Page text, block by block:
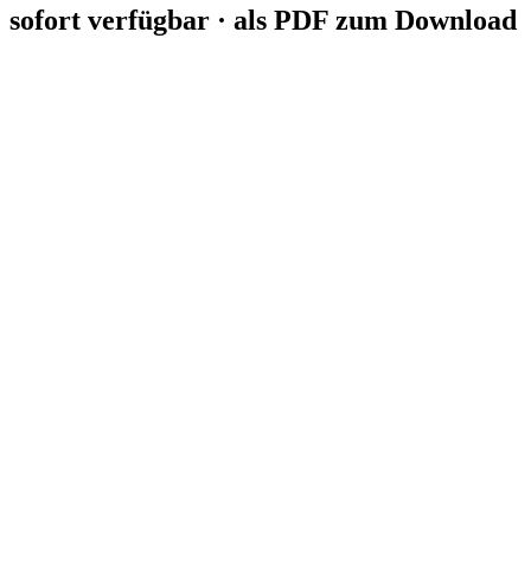
sofort verfügbar · als PDF zum Download